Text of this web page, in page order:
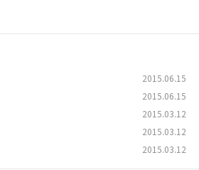
2015.06.15
2015.06.15
2015.03.12
2015.03.12
2015.03.12